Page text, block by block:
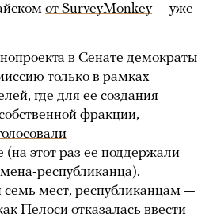
от SurveyMonkey— уже
в Сенате демократы
только в рамках
где для ее создания
фракции,
этот раз ее поддержали
республиканца).
мест, республиканцам —
Пелоси отказалась ввести